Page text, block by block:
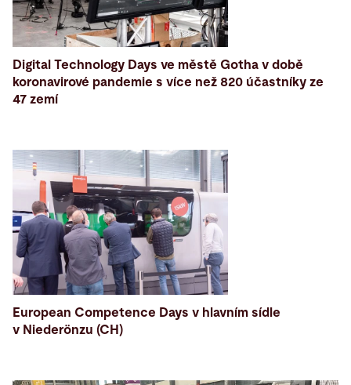
Digital Technology Days ve městě Gotha v době
koronavirové pandemie s více než 820 účastníky ze
47 zemí
European Competence Days v hlavním sídle
v Niederönzu (CH)